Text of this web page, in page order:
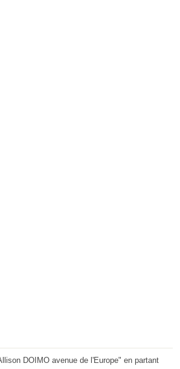
DOIMO avenue de l'Europe" en partant